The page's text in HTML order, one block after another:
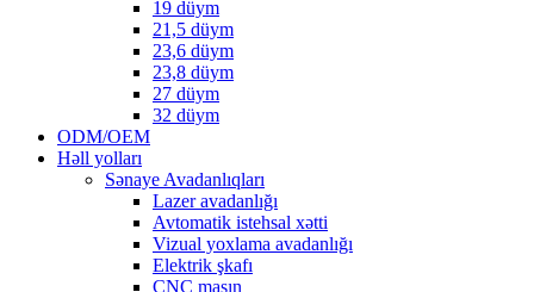
19 düym
21,5 düym
23,6 düym
23,8 düym
27 düym
32 düym
ODM/OEM
Həll yolları
Sənaye Avadanlıqları
Lazer avadanlığı
Avtomatik istehsal xətti
Vizual yoxlama avadanlığı
Elektrik şkafı
CNC maşın